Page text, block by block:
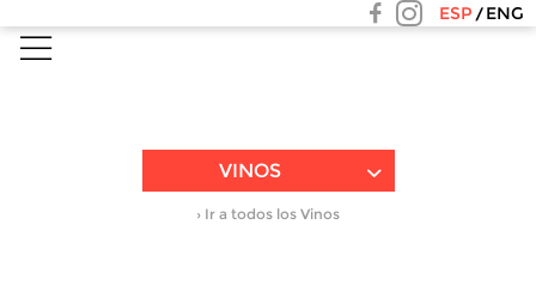
ESP ENG
VINOS
› Ir a todos los Vinos